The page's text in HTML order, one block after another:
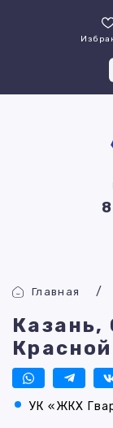
Главная
Казань,
УК «ЖКХ